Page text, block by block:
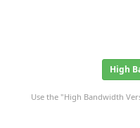
High
Use the "High Bandwidth